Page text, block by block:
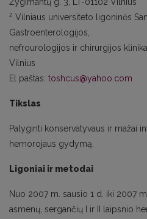
2 Vilniaus universiteto ligoninės
Gastroenterologijos,
nefrourologijos ir chirurgijos
Vilnius
El paštas: toshcus@yahoo.com
Tikslas
Palyginti konservatyvaus ir mažai
hemorojaus gydymą.
Ligoniai ir metodai
Nuo 2007 m. sausio 1 d. iki 2007
asmenų, sergančių I ir II laipsnio